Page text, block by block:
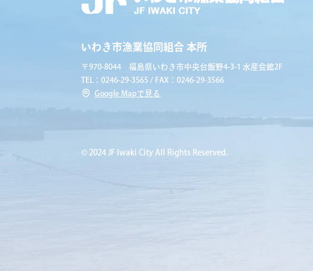
いわき市漁業協同組合 本所
〒970-8044 福島県いわき市中央台飯野4-3-1 水産会館2F
TEL：0246-29-3565 / FAX：0246-29-3566
Google Mapで見る
© 2024 JF Iwaki City All Rights Reserved.